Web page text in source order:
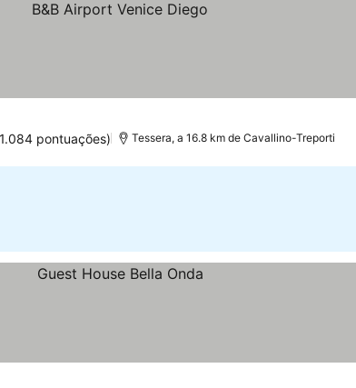
pontuações) Tessera, a 16.8 km de Cavallino-Treporti